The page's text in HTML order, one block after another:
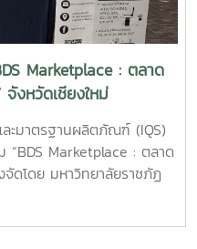
Marketplace : ตลาด
งหวัดเชียงใหม่
ะมาตรฐานผลิตภัณฑ์ (IQS)
“BDS Marketplace : ตลาด
ดโดย มหาวิทยาลัยราชภัฏ
ะกอบการผ่านระบบ BDS